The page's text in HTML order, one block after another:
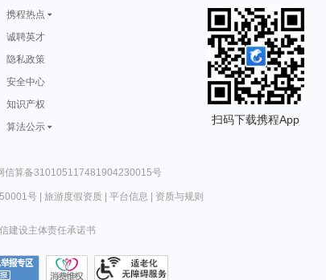
携程热点
诚聘英才
隐私政策
安全中心
知识产权
算法公示
扫码下载携程App
信算备310105117481904230015号
号| 旅游度假资质| 平台信息 资质与规则
建设主体责任承诺书